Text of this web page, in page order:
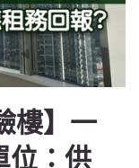
樓】一
位：供